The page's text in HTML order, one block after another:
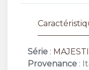
Série :
Provenance :